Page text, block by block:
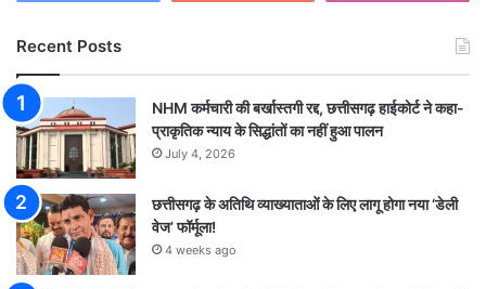
Recent Posts
NHM कर्मचारी की बर्खास्तगी रद्द, छत्तीसगढ़ हाईकोर्ट ने कहा-
प्राकृतिक न्याय के सिद्धांतों का नहीं हुआ पालन
July 4, 2026
छत्तीसगढ़ के अतिथि व्याख्याताओं के लिए लागू होगा नया ‘डेली
वेज’ फॉर्मूला!
4 weeks ago